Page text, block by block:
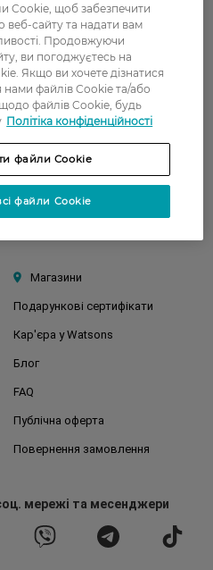
Здоров'я
Тіло
Діти
Дерматокосметика
Магазини
Подарункові сертифікати
Кар'єра у Watsons
Блог
FAQ
Публічна оферта
Повернення замовлення
мережі та месенджери
Cookie, щоб забезпечити
сайту та надати вам
Продовжуючи
ви погоджуєтесь на
Якщо ви хочете дізнатися
файлів Cookie та/або
файлів Cookie, будь
Політіка конфіденційності
файли Cookie
файли Cookie